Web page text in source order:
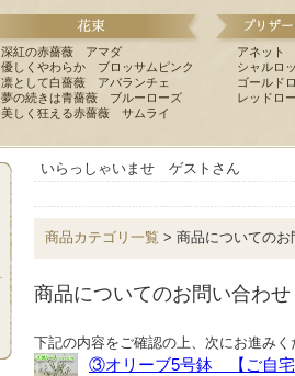
深紅の赤薔薇 アマダ
優しくやわらか ブロッサムピンク
凛として白薔薇 アバランチェ
夢の続きは青薔薇 ブルーローズ
美しく狂える赤薔薇 サムライ
アネット
シャルロ
ゴールド
レッドロ
いらっしゃいませ ゲストさん
商品カテゴリ一覧 > 商品についてのお
商品についてのお問い合わせ
下記の内容をご確認の上、次にお進みく
③オリーブ5号鉢 【ご自宅